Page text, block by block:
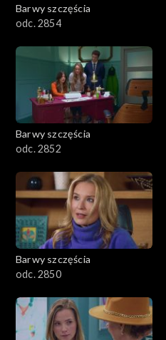
Barwy szczęścia
odc. 2854
Barwy szczęścia
odc. 2852
Barwy szczęścia
odc. 2850